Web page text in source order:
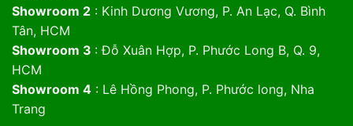
Showroom 2: Kinh Dương Vương, P. An Lạc, Q. Bình
Tân, HCM
Showroom 3 : Đỗ Xuân Hợp, P. Phước Long B, Q. 9,
HCM
Showroom 4: Lê Hồng Phong, P. Phước long, Nha
Trang